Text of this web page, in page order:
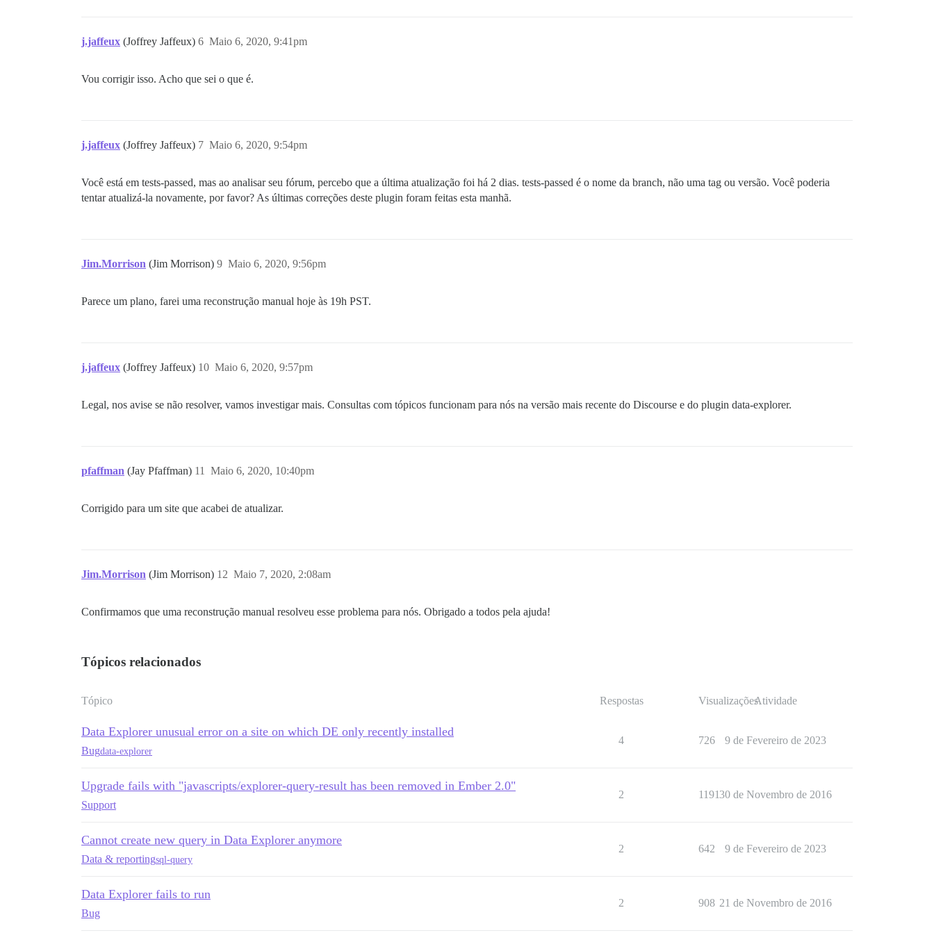
j.jaffeux (Joffrey Jaffeux) Maio 6, 2020, 9:41pm
6
Vou corrigir isso. Acho que sei o que é.
j.jaffeux (Joffrey Jaffeux) Maio 6, 2020, 9:54pm
7
Você está em tests-passed, mas ao analisar seu fórum, percebo que a última atualização foi há 2 dias. tests-passed é o nome da branch, não uma tag ou versão. Você poderia
tentar atualizá-la novamente, por favor? As últimas correções deste plugin foram feitas esta manhã.
Jim.Morrison (Jim Morrison) Maio 6, 2020, 9:56pm
9
Parece um plano, farei uma reconstrução manual hoje às 19h PST.
j.jaffeux (Joffrey Jaffeux) Maio 6, 2020, 9:57pm
10
Legal, nos avise se não resolver, vamos investigar mais. Consultas com tópicos funcionam para nós na versão mais recente do Discourse e do plugin data-explorer.
pfaffman (Jay Pfaffman) Maio 6, 2020, 10:40pm
11
Corrigido para um site que acabei de atualizar.
Jim.Morrison (Jim Morrison) Maio 7, 2020, 2:08am
12
Confirmamos que uma reconstrução manual resolveu esse problema para nós. Obrigado a todos pela ajuda!
Tópicos relacionados
Tópico Respostas VisualizaçõesAtividade
Data Explorer unusual error on a site on which DE only recently installed
Bugdata-explorer
4 726 9 de Fevereiro de 2023
Upgrade fails with "javascripts/explorer-query-result has been removed in Ember 2.0"
Support
2 119130 de Novembro de 2016
Cannot create new query in Data Explorer anymore
Data & reportingsql-query
2 642 9 de Fevereiro de 2023
Data Explorer fails to run
Bug
2 908 21 de Novembro de 2016